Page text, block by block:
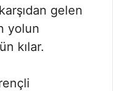
gelen
yolun
kılar.